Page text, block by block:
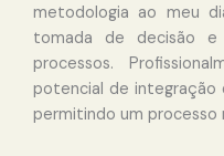
metodologia ao meu
tomada de decisão
processos.
potencial de integração
permitindo um processo